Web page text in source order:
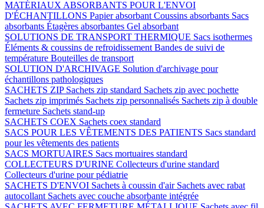
MATÉRIAUX ABSORBANTS POUR L'ENVOI
D'ÉCHANTILLONS Papier absorbant Coussins absorbants Sacs
absorbants Étagères absorbantes Gel absorbant
SOLUTIONS DE TRANSPORT THERMIQUE Sacs isothermes
Éléments & coussins de refroidissement Bandes de suivi de
température Bouteilles de transport
SOLUTION D'ARCHIVAGE Solution d'archivage pour
échantillons pathologiques
SACHETS ZIP Sachets zip standard Sachets zip avec pochette
Sachets zip imprimés Sachets zip personnalisés Sachets zip à double
fermeture Sachets stand-up
SACHETS COEX Sachets coex standard
SACS POUR LES VÊTEMENTS DES PATIENTS Sacs standard
pour les vêtements des patients
SACS MORTUAIRES Sacs mortuaires standard
COLLECTEURS D'URINE Collecteurs d'urine standard
Collecteurs d'urine pour pédiatrie
SACHETS D'ENVOI Sachets à coussin d'air Sachets avec rabat
autocollant Sachets avec couche absorbante intégrée